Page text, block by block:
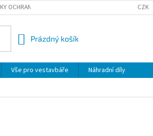
OCHRANY OSOBNÍCH ÚDAJŮ CZK
NÁKUPNÍ
Prázdný košík
Vše pro vestavbáře
Náhradní díly